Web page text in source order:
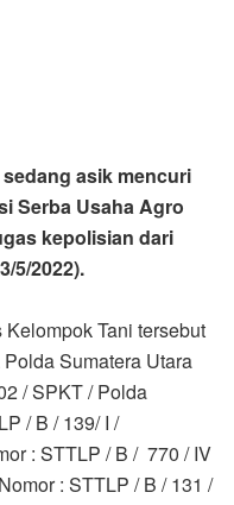
asik mencuri
Serba Usaha Agro
kepolisian dari
5/2022).
Tani tersebut
Sumatera Utara
/ SPKT / Polda
/ B / 139/ I /
: STTLP / B / 770 / IV
: STTLP / B / 131 /